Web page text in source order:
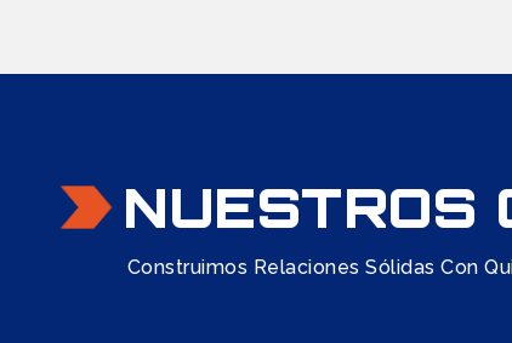
NUESTROS
Construimos Relaciones Sólidas Con